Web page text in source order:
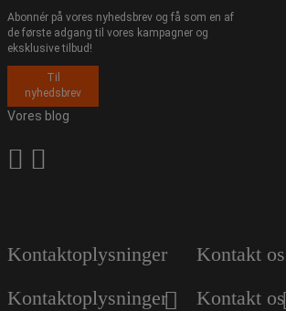
Abonnér på vores nyhedsbrev og få som en af
de første adgang til vores kampagner og
eksklusive tilbud!
Til
nyhedsbrev
Vores blog
Kontaktoplysninger
Kontaktoplysninger
Kontakt os
Kontakt os